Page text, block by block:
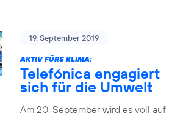
19. September 2019
AKTIV FÜRS KLIMA:
Telefónica engagiert
sich für die Umwelt
Am 20. September wird es voll auf